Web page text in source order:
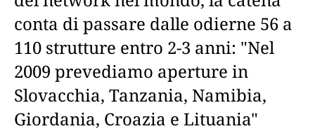
conta di passare dalle odierne 56 a
110 strutture entro 2-3 anni: "Nel
2009 prevediamo aperture in
Slovacchia, Tanzania, Namibia,
Giordania, Croazia e Lituania"